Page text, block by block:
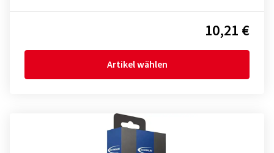
10,21 €
Artikel wählen